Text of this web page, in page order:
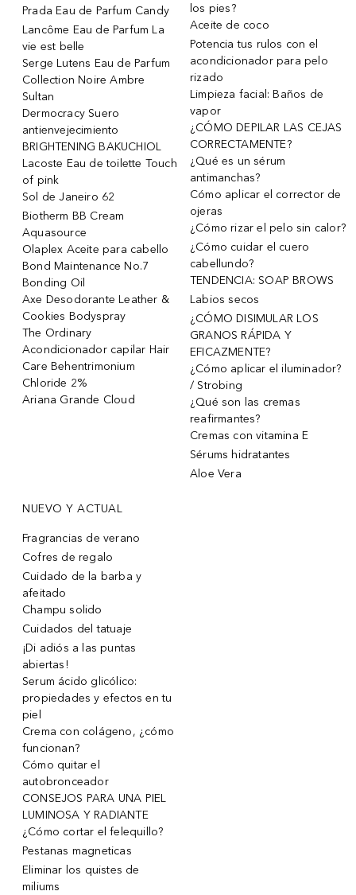
Prada Eau de Parfum Candy
Lancôme Eau de Parfum La
vie est belle
Serge Lutens Eau de Parfum
Collection Noire Ambre
Sultan
Dermocracy Suero
antienvejecimiento
BRIGHTENING BAKUCHIOL
Lacoste Eau de toilette Touch
of pink
Sol de Janeiro 62
Biotherm BB Cream
Aquasource
Olaplex Aceite para cabello
Bond Maintenance No.7
Bonding Oil
Axe Desodorante Leather &
Cookies Bodyspray
The Ordinary
Acondicionador capilar Hair
Care Behentrimonium
Chloride 2%
Ariana Grande Cloud
los pies?
Aceite de coco
Potencia tus rulos con el
acondicionador para pelo
rizado
Limpieza facial: Baños de
vapor
¿CÓMO DEPILAR LAS CEJAS
CORRECTAMENTE?
¿Qué es un sérum
antimanchas?
Cómo aplicar el corrector de
ojeras
¿Cómo rizar el pelo sin calor?
¿Cómo cuidar el cuero
cabellundo?
TENDENCIA: SOAP BROWS
Labios secos
¿CÓMO DISIMULAR LOS
GRANOS RÁPIDA Y
EFICAZMENTE?
¿Cómo aplicar el iluminador?
/ Strobing
¿Qué son las cremas
reafirmantes?
Cremas con vitamina E
Sérums hidratantes
Aloe Vera
NUEVO Y ACTUAL
Fragrancias de verano
Cofres de regalo
Cuidado de la barba y
afeitado
Champu solido
Cuidados del tatuaje
¡Di adiós a las puntas
abiertas!
Serum ácido glicólico:
propiedades y efectos en tu
piel
Crema con colágeno, ¿cómo
funcionan?
Cómo quitar el
autobronceador
CONSEJOS PARA UNA PIEL
LUMINOSA Y RADIANTE
¿Cómo cortar el felequillo?
Pestanas magneticas
Eliminar los quistes de
miliums